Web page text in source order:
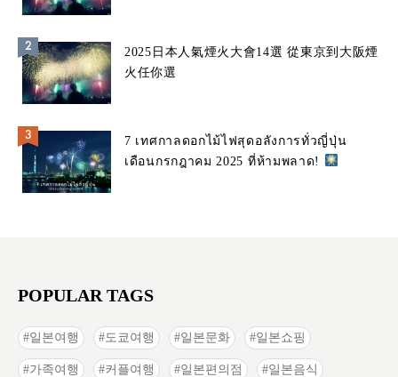
2025日本人氣煙火大會14選 從東京到大阪煙
火任你選
7 เทศกาลดอกไม้ไฟสุดอลังการทั่วญี่ปุ่น
เดือนกรกฎาคม 2025 ที่ห้ามพลาด!
POPULAR TAGS
일본여행 도쿄여행 일본문화 일본쇼핑
가족여행 커플여행 일본편의점 일본음식